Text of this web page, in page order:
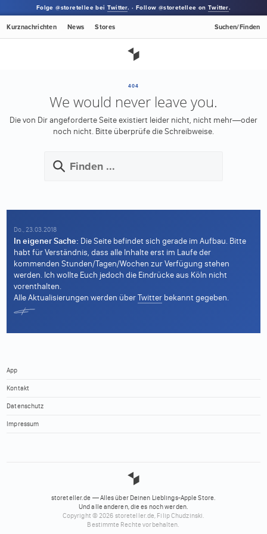
Folge @storetellee beiTwitter. · Follow @storetellee onTwitter.
Kurznachrichten News Stores Suchen/Finden
404
We would never leave you.
Die von Dir angeforderte Seite existiert leider nicht, nicht mehr—oder
noch nicht. Bitte überprüfe die Schreibweise.
Do., 23.03.2018
In eigener Sache: Die Seite befindet sich gerade im Aufbau. Bitte
habt für Verständnis, dass alle Inhalte erst im Laufe der
kommenden Stunden/Tagen/Wochen zur Verfügung stehen
werden. Ich wollte Euch jedoch die Eindrücke aus Köln nicht
vorenthalten.
Alle Aktualisierungen werden überTwitter bekannt gegeben.
App
Kontakt
Datenschutz
Impressum
storeteller.de — Alles über Deinen Lieblings-Apple Store.
Und alle anderen, die es noch werden.
Copyright © 2026 storeteller.de, Filip Chudzinski.
Bestimmte Rechte vorbehalten.